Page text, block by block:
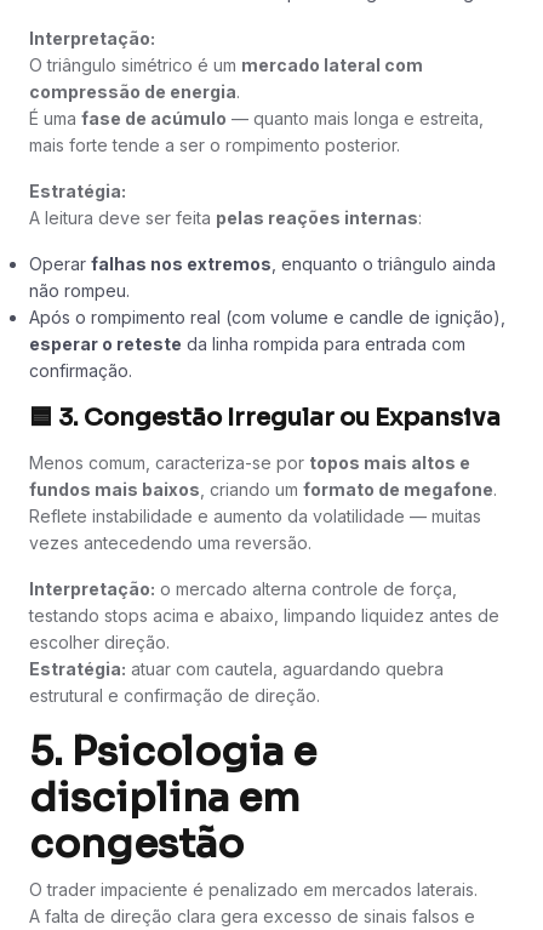
Interpretação:
O triângulo simétrico é um mercado lateral com
compressão de energia.
É uma fase de acúmulo — quanto mais longa e estreita,
mais forte tende a ser o rompimento posterior.
Estratégia:
A leitura deve ser feita pelas reações internas:
Operar falhas nos extremos , enquanto o triângulo ainda
não rompeu.
Após o rompimento real (com volume e candle de ignição),
esperar o reteste da linha rompida para entrada com
confirmação.
🟦 3. Congestão Irregular ou Expansiva
Menos comum, caracteriza-se por topos mais altos e
fundos mais baixos , criando um formato de megafone.
Reflete instabilidade e aumento da volatilidade — muitas
vezes antecedendo uma reversão.
Interpretação: o mercado alterna controle de força,
testando stops acima e abaixo, limpando liquidez antes de
escolher direção.
Estratégia: atuar com cautela, aguardando quebra
estrutural e confirmação de direção.
5. Psicologia e
disciplina em
congestão
O trader impaciente é penalizado em mercados laterais.
A falta de direção clara gera excesso de sinais falsos e